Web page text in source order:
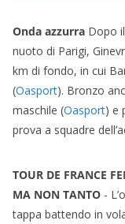
Onda azzurra Dopo
nuoto di Parigi,
km di fondo, in cui
(Oasport). Bronzo
maschile (Oasport) e
prova a squadre
TOUR DE FRANCE
MA NON TANTO -
tappa battendo in